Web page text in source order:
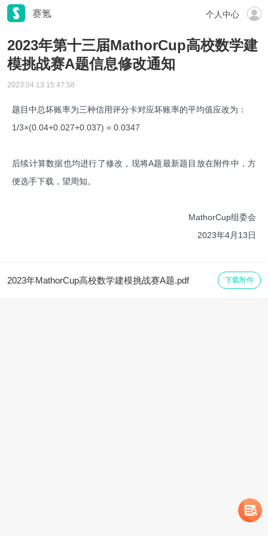
赛氪 个人中心
2023年第十三届MathorCup高校数学建
模挑战赛A题信息修改通知
2023.04.13 15:47:58
题目中总坏账率为三种信用评分卡对应坏账率的平均值应改为：
1/3×(0.04+0.027+0.037) = 0.0347
后续计算数据也均进行了修改，现将A题最新题目放在附件中，方
便选手下载，望周知。
MathorCup组委会
2023年4月13日
2023年MathorCup高校数学建模挑战赛A题.pdf 下载附件